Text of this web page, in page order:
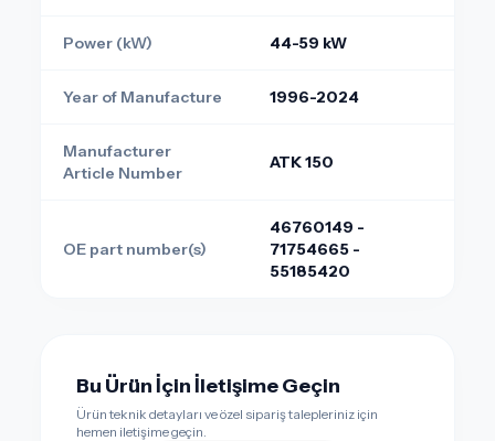
Power (kW) 44-59 kW
Year of Manufacture 1996-2024
Manufacturer
Article Number
ATK 150
OE part number(s)
46760149 -
71754665 -
55185420
Bu Ürün İçin İletişime Geçin
Ürün teknik detayları ve özel sipariş talepleriniz için
hemen iletişime geçin.